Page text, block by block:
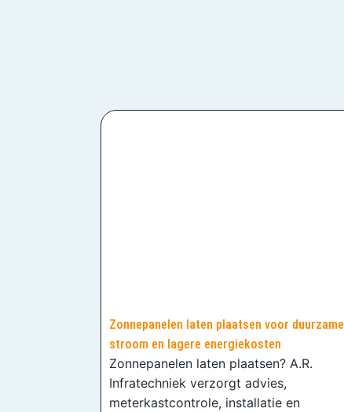
Zonnepanelen laten plaatsen voor duurzame
stroom en lagere energiekosten
Zonnepanelen laten plaatsen? A.R.
Infratechniek verzorgt advies,
meterkastcontrole, installatie en